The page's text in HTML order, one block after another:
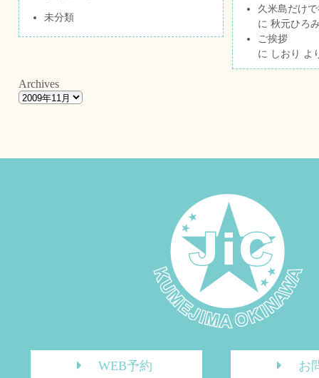
未分類
久米島だけ
に 秋元ひろ
ご挨拶
に しおり よ
Archives
WEB予約 お